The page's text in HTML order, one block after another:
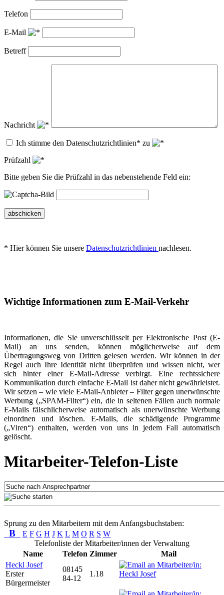
Telefon
E-Mail
Betreff
Nachricht
Ich stimme den Datenschutzrichtlinien* zu
Prüfzahl
Bitte geben Sie die Prüfzahl in das nebenstehende Feld ein:
abschicken
* Hier können Sie unsere Datenschutzrichtlinien nachlesen.
Wichtige Informationen zum E-Mail-Verkehr
Informationen, die Sie unverschlüsselt per Elektronische Post (E-
Mail) an uns senden, können möglicherweise auf dem
Übertragungsweg von Dritten gelesen werden. Wir können in der
Regel auch Ihre Identität nicht überprüfen und wissen nicht, wer
sich hinter einer E-Mail-Adresse verbirgt. Eine rechtssichere
Kommunikation durch einfache E-Mail ist daher nicht gewährleistet.
Wir setzen – wie viele E-Mail-Anbieter – Filter gegen unerwünschte
Werbung („SPAM-Filter“) ein, die in seltenen Fällen auch normale
E-Mails fälschlicherweise automatisch als unerwünschte Werbung
einordnen und löschen. E-Mails, die schädigende Programme
(„Viren“) enthalten, werden von uns in jedem Fall automatisch
gelöscht.
Mitarbeiter-Telefon-Liste
Sprung zu den Mitarbeitern mit dem Anfangsbuchstaben:
B E F G H J K L M O R S W
Telefonliste der Mitarbeiter/innen der Verwaltung
Name
Telefon Zimmer
Mail
Heckl Josef
Erster
Bürgermeister
08145
84-12
1.18